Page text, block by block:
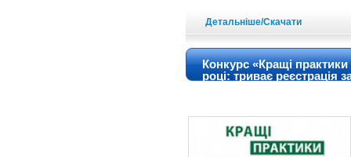
Детальніше/Скачати
Конкурс «Кращі
році: триває реєстрація